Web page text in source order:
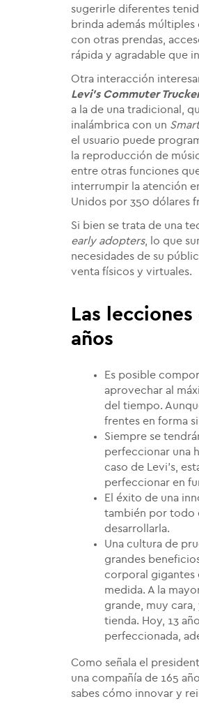
sugerirle diferentes
brinda además
con otras prendas,
rápida y agradable que
Otra interacción
Levi's Commuter
a la de una tradicional,
inalámbrica con un
el usuario puede
la reproducción de
entre otras funciones
interrumpir la atención
Unidos por 350 dólares
Si bien se trata de una
early adopters, lo que
necesidades de su
venta físicos y virtuales.
Las
años
Es posible
aprovechar al
del tiempo.
frentes en forma
Siempre se
perfeccionar una
caso de Levi's,
perfeccionar en
El éxito de una
también por todo
desarrollarla.
Una cultura de
grandes
corporal gigantes
medida. A la
grande, muy
tienda. Hoy, 13
perfeccionada,
Como señala el
una compañía de 165
sabes cómo innovar y